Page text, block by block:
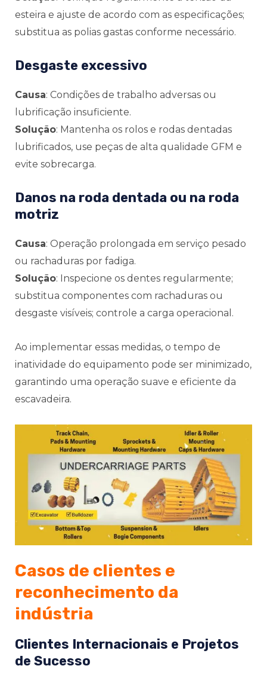
esteira e ajuste de acordo com as especificações;
substitua as polias gastas conforme necessário.
Desgaste excessivo
Causa: Condições de trabalho adversas ou
lubrificação insuficiente.
Solução: Mantenha os rolos e rodas dentadas
lubrificados, use peças de alta qualidade GFM e
evite sobrecarga.
Danos na roda dentada ou na roda
motriz
Causa: Operação prolongada em serviço pesado
ou rachaduras por fadiga.
Solução: Inspecione os dentes regularmente;
substitua componentes com rachaduras ou
desgaste visíveis; controle a carga operacional.
Ao implementar essas medidas, o tempo de
inatividade do equipamento pode ser minimizado,
garantindo uma operação suave e eficiente da
escavadeira.
Casos de clientes e
reconhecimento da
indústria
Clientes Internacionais e Projetos
de Sucesso